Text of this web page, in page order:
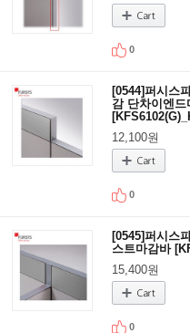
0
[0544]퍼시스
감 단차이엔드
12,100원
0
[0545]퍼시스
스트마감바
15,400원
0